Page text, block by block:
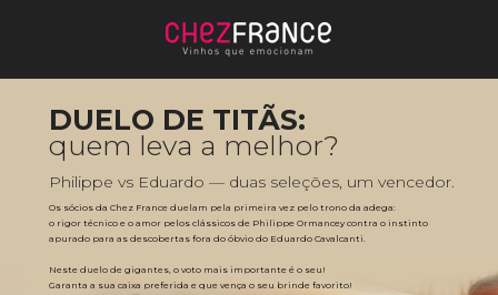
DUELO DE TITÃS:
quem leva a melhor?
Philippe vs Eduardo — duas seleções, um vencedor.
Os sócios da Chez France duelam pela primeira vez pelo trono da adega:
o rigor técnico e o amor pelos clássicos de Philippe Ormancey contra o instinto
apurado para as descobertas fora do óbvio do Eduardo Cavalcanti.
Neste duelo de gigantes, o voto mais importante é o seu!
Garanta a sua caixa preferida e que vença o seu brinde favorito!